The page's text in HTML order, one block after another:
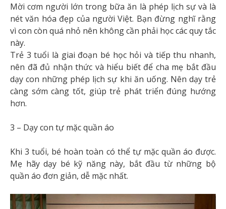
Mời cơm người lớn trong bữa ăn là phép lịch sự và là
nét văn hóa đẹp của người Việt. Bạn đừng nghĩ rằng
vì con còn quá nhỏ nên không cần phải học các quy tắc
này.
Trẻ 3 tuổi là giai đoạn bé học hỏi và tiếp thu nhanh,
nên đã đủ nhận thức và hiểu biết để cha mẹ bắt đầu
dạy con những phép lịch sự khi ăn uống. Nên dạy trẻ
càng sớm càng tốt, giúp trẻ phát triển đúng hướng
hơn.
3 – Dạy con tự mặc quần áo
Khi 3 tuổi, bé hoàn toàn có thể tự mặc quần áo được.
Mẹ hãy dạy bé kỹ năng này, bắt đầu từ những bộ
quần áo đơn giản, dễ mặc nhất.